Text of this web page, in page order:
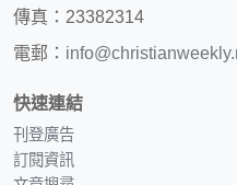
傳真：23382314
電郵：
快速連結
刊登廣告
訂閱資訊